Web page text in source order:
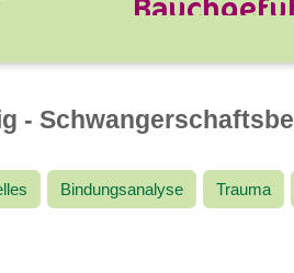
-
Bindungsanalyse Trauma